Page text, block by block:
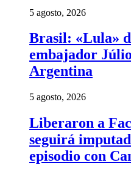
5 agosto, 2026
Brasil: «Lula»
embajador
Argentina
5 agosto, 2026
Liberaron a
seguirá
episodio con